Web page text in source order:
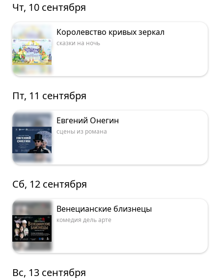
Чт, 10 сентября
Королевство кривых зеркал
сказки на ночь
Пт, 11 сентября
Евгений Онегин
сцены из романа
Сб, 12 сентября
Венецианские близнецы
комедия дель арте
Вс, 13 сентября